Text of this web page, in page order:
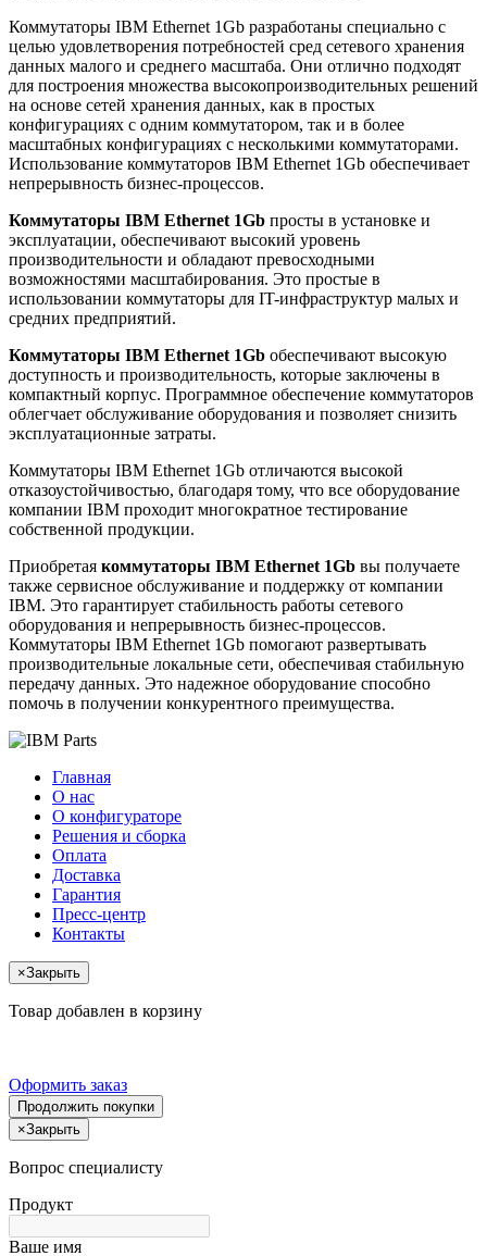
Коммутаторы IBM Ethernet 1Gb разработаны специально с
целью удовлетворения потребностей сред сетевого хранения
данных малого и среднего масштаба. Они отлично подходят
для построения множества высокопроизводительных решений
на основе сетей хранения данных, как в простых
конфигурациях с одним коммутатором, так и в более
масштабных конфигурациях с несколькими коммутаторами.
Использование коммутаторов IBM Ethernet 1Gb обеспечивает
непрерывность бизнес-процессов.
Коммутаторы IBM Ethernet 1Gb просты в установке и
эксплуатации, обеспечивают высокий уровень
производительности и обладают превосходными
возможностями масштабирования. Это простые в
использовании коммутаторы для IT-инфраструктур малых и
средних предприятий.
Коммутаторы IBM Ethernet 1Gb обеспечивают высокую
доступность и производительность, которые заключены в
компактный корпус. Программное обеспечение коммутаторов
облегчает обслуживание оборудования и позволяет снизить
эксплуатационные затраты.
Коммутаторы IBM Ethernet 1Gb отличаются высокой
отказоустойчивостью, благодаря тому, что все оборудование
компании IBM проходит многократное тестирование
собственной продукции.
Приобретая коммутаторы IBM Ethernet 1Gb вы получаете
также сервисное обслуживание и поддержку от компании
IBM. Это гарантирует стабильность работы сетевого
оборудования и непрерывность бизнес-процессов.
Коммутаторы IBM Ethernet 1Gb помогают развертывать
производительные локальные сети, обеспечивая стабильную
передачу данных. Это надежное оборудование способно
помочь в получении конкурентного преимущества.
Главная
О нас
О конфигураторе
Решения и сборка
Оплата
Доставка
Гарантия
Пресс-центр
Контакты
×Закрыть
Товар добавлен в корзину
Оформить заказ
Продолжить покупки
×Закрыть
Вопрос специалисту
Продукт
Ваше имя